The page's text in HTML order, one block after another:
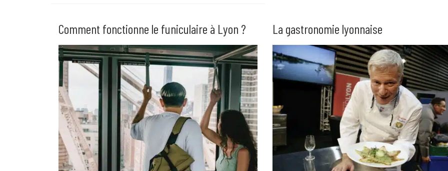
Comment fonctionne le funiculaire à Lyon ? La gastronomie lyonnaise